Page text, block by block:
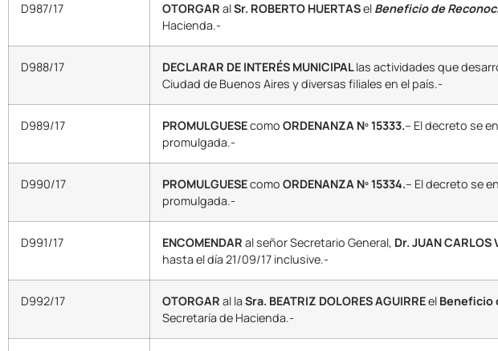
D987/17 OTORGAR alSr. ROBERTO HUERTASel Beneficio de
Hacienda.-
D988/17 DECLARAR DE INTERÉS MUNICIPALlas actividades que
Ciudad de Buenos Aires y diversas filiales en el país.-
D989/17 PROMULGUESEcomo ORDENANZA Nº 15333.– El decreto se
promulgada.-
D990/17 PROMULGUESEcomo ORDENANZA Nº 15334.– El decreto se
promulgada.-
D991/17 ENCOMENDAR al señor Secretario General, Dr. JUAN CARLOS
hasta el día 21/09/17 inclusive.-
D992/17 OTORGAR al laSra. BEATRIZ DOLORES AGUIRREel Beneficio
Secretaría de Hacienda.-